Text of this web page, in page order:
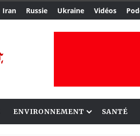
Iran Russie Ukraine Vidéos
ENVIRONNEMENT SANTÉ